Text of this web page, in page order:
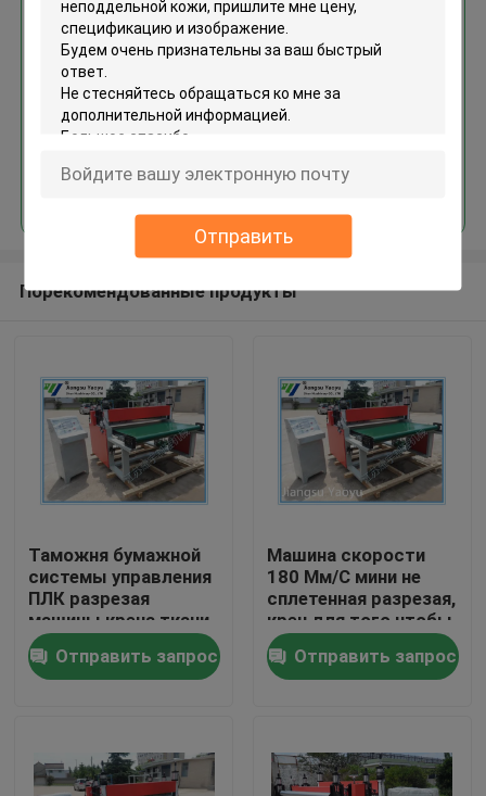
Отправить
Дом
О нас
Крена лезвия высокой
эффективности машина
ПВК неподдельной кожи
Продолжать
Порекомендованные продукты
Таможня бумажной
системы управления
ПЛК разрезая
машины крена ткани
автоматической
нештатная
Отправить запрос
Машина скорости
180 Мм/С мини не
сплетенная разрезая,
крен для того чтобы
свернуть разрезая
машину
Отправить запрос